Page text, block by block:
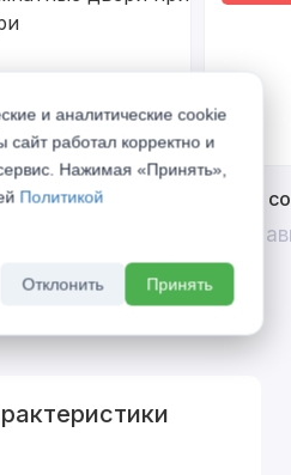
двери при
Divilux
До 31
и аналитические cookie
работал корректно и
Нажимая «Принять»,
Политикой
Отклонить Принять